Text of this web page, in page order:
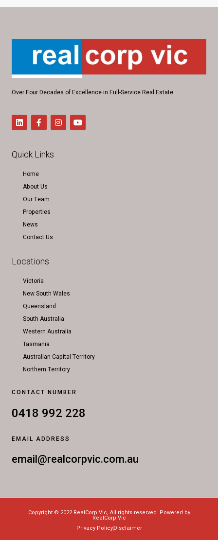
Over Four Decades of Excellence in Full-Service Real Estate.
Quick Links
Home
About Us
Our Team
Properties
News
Contact Us
Locations
Victoria
New South Wales
Queensland
South Australia
Western Australia
Tasmania
Australian Capital Territory
Northern Territory
CONTACT NUMBER
0418 992 228
EMAIL ADDRESS
email@realcorpvic.com.au
Copyright © 2022 RealCorp Vic, All rights reserved. Powered by
RealCorp Vic
Privacy PolicyDisclaimer